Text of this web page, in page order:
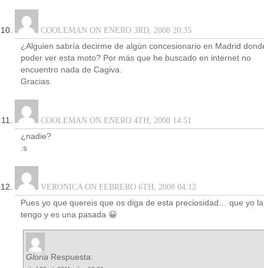
COOLEMAN ON ENERO 3RD, 2008 20:35
¿Alguien sabría decirme de algún concesionario en Madrid
poder ver esta moto? Por más que he buscado en internet no
encuentro nada de Cagiva.
Gracias.
COOLEMAN ON ENERO 4TH, 2008 14:51
¿nadie?
:s
VERONICA ON FEBRERO 6TH, 2008 04:12
Pues yo que quereis que os diga de esta preciosidad… que yo la
tengo y es una pasada 😀
Gloria Respuesta: